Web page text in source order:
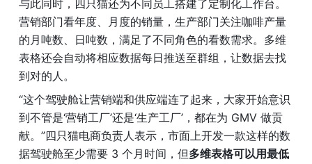
与此同时，四只猫还为不同员工搭建了定制化工作台。
营销部门看年度、月度的销量，生产部门关注咖啡产量
的月吨数、日吨数，满足了不同角色的看数需求。多维
表格还会自动将相应数据每日推送至群组，让数据去找
到对的人。
“这个驾驶舱让营销端和供应端连了起来，大家开始意识
到不管是‘营销工厂’还是‘生产工厂’，都在为 GMV 做贡
献。”四只猫电商负责人表示，市面上开发一款这样的数
据驾驶舱至少需要 3 个月时间，但多维表格可以用最低